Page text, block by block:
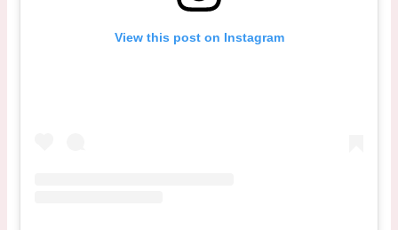
View this post on Instagram